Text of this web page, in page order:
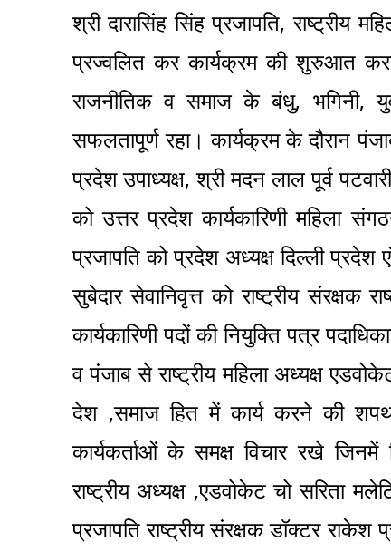
श्री दारासिंह सिंह प्रजापति, राष्ट्रीय
प्रज्वलित कर कार्यक्रम की शुरुआत करते
राजनीतिक व समाज के बंधु, भगिनी,
सफलतापूर्ण रहा। कार्यक्रम के दौरान
प्रदेश उपाध्यक्ष, श्री मदन लाल पूर्व
को उत्तर प्रदेश कार्यकारिणी महिला
प्रजापति को प्रदेश अध्यक्ष दिल्ली प्रदेश
सुबेदार सेवानिवृत्त को राष्ट्रीय संरक्षक
कार्यकारिणी पदों की नियुक्ति पत्र
व पंजाब से राष्ट्रीय महिला अध्यक्ष
देश ,समाज हित में कार्य करने की शपथ
कार्यकर्ताओं के समक्ष विचार रखे जिनमें
राष्ट्रीय अध्यक्ष ,एडवोकेट चो सरिता
प्रजापति राष्ट्रीय संरक्षक डॉक्टर राकेश